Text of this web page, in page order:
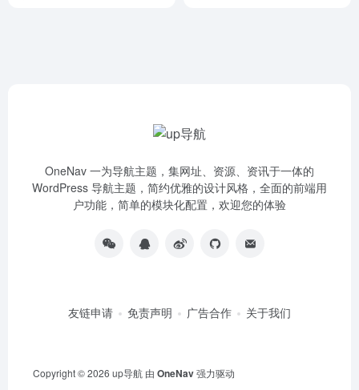
OneNav 一为导航主题，集网址、资源、资讯于一体的
WordPress 导航主题，简约优雅的设计风格，全面的前端用
户功能，简单的模块化配置，欢迎您的体验
友链申请 免责声明 广告合作 关于我们
Copyright © 2026 up导航 由 OneNav强力驱动